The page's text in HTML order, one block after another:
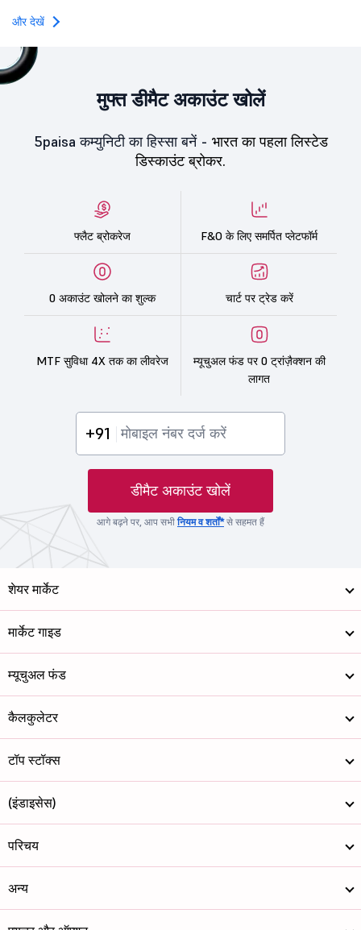
और देखें
मुफ्त डीमैट अकाउंट खोलें
5paisa कम्युनिटी का हिस्सा बनें - भारत का पहला लिस्टेड
डिस्काउंट ब्रोकर.
फ्लैट ब्रोकरेज F&O के लिए समर्पित प्लेटफॉर्म
0 अकाउंट खोलने का शुल्क चार्ट पर ट्रेड करें
MTF सुविधा 4X तक का लीवरेज
म्यूचुअल फंड पर 0 ट्रांज़ैक्शन की
लागत
+91
डीमैट अकाउंट खोलें
आगे बढ़ने पर, आप सभीनियम व शर्तों*से सहमत हैं
शेयर मार्केट
मार्केट गाइड
म्यूचुअल फंड
कैलकुलेटर
टॉप स्टॉक्स
(इंडाइसेस)
परिचय
अन्य